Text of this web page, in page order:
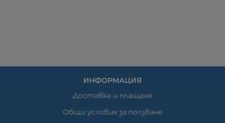
ИНФОРМАЦИЯ
Доставка и плащане
Общи условия за ползване